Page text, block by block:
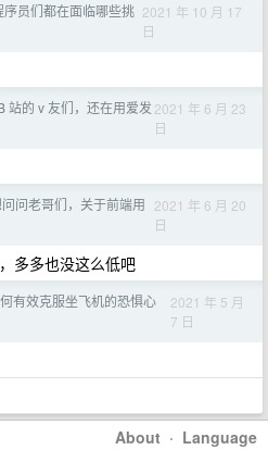
序员们都在面临哪些挑 2021 年 10 月 17
日
站的 v 友们，还在用爱发 2021 年 6 月 23
日
问老哥们，关于前端用 2021 年 6 月 20
日
多多也没这么低吧
有效克服坐飞机的恐惧心
2021 年 5 月
7 日
About · Language